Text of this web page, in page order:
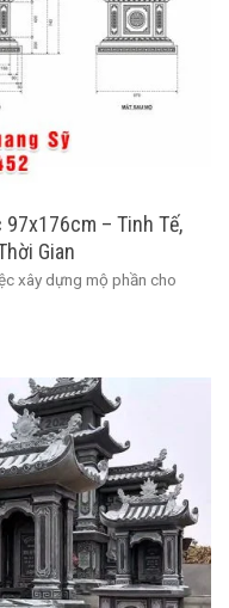
– Tinh Tế,
Gian
xây dựng mộ phần cho